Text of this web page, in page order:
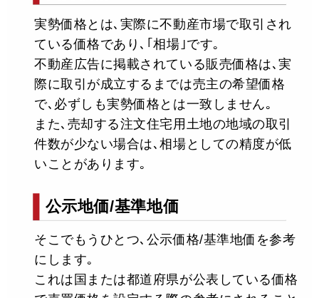
実勢価格とは､実際に不動産市場で取引され
ている価格であり､｢相場｣です｡
不動産広告に掲載されている販売価格は､実
際に取引が成立するまでは売主の希望価格
で､必ずしも実勢価格とは一致しません｡
また､売却する注文住宅用土地の地域の取引
件数が少ない場合は､相場としての精度が低
いことがあります｡
公示地価/基準地価
そこでもうひとつ､公示価格/基準地価を参考
にします｡
これは国または都道府県が公表している価格